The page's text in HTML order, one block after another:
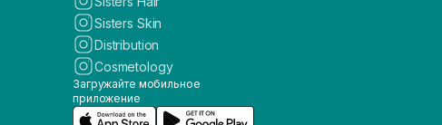
Sisters Skin
Distribution
Cosmetology
Загружайте мобильное
приложение